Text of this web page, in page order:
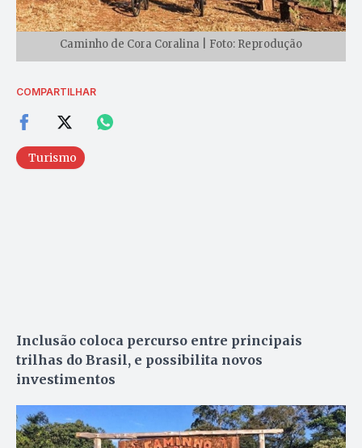
Caminho de Cora Coralina | Foto: Reprodução
COMPARTILHAR
Turismo
Inclusão coloca percurso entre principais
trilhas do Brasil, e possibilita novos
investimentos